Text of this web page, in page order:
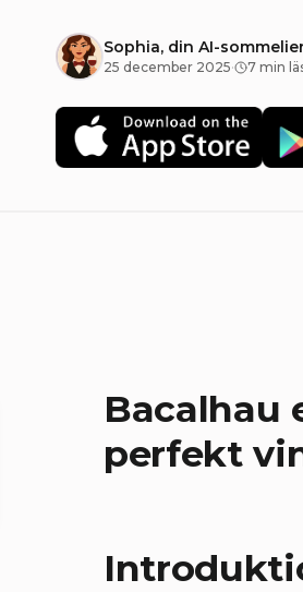
Sophia, din AI-
25 december 2025· 7 min
Bacalhau
perfekt